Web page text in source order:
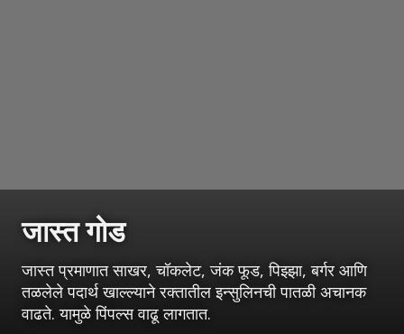
जास्त गोड
जास्त प्रमाणात साखर, चॉकलेट, जंक फूड, पिझ्झा, बर्गर आणि
तळलेले पदार्थ खाल्ल्याने रक्तातील इन्सुलिनची पातळी अचानक
वाढते. यामुळे पिंपल्स वाढू लागतात.